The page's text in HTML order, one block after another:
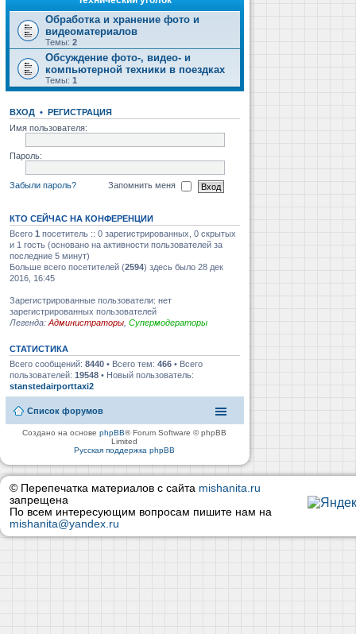
Обработка и хранение фото и
видеоматериалов
Темы: 2
Обсуждение фото-, видео- и
компьютерной техники в поездках
Темы: 1
ВХОД • РЕГИСТРАЦИЯ
Имя пользователя:
Пароль:
Забыли пароль? Запомнить меня
КТО СЕЙЧАС НА КОНФЕРЕНЦИИ
Всего 1 посетитель :: 0 зарегистрированных, 0 скрытых
и 1 гость (основано на активности пользователей за
последние 5 минут)
Больше всего посетителей (2594) здесь было 28 дек
2016, 16:45
Зарегистрированные пользователи: нет
зарегистрированных пользователей
Легенда: Администраторы Супермодераторы
СТАТИСТИКА
Всего сообщений: 8440 • Всего тем: 466 • Всего
пользователей: 19548 • Новый пользователь:
stanstedairporttaxi2
Список форумов
Создано на основеphpBB® Forum Software © phpBB
Limited
Русская поддержка phpBB
© Перепечатка материалов с сайта mishanita.ru
запрещена
По всем интересующим вопросам пишите нам на
mishanita@yandex.ru